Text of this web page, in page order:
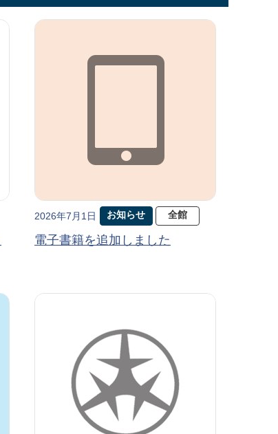
2026年7月1日 お知らせ 全館
電子書籍を追加しました